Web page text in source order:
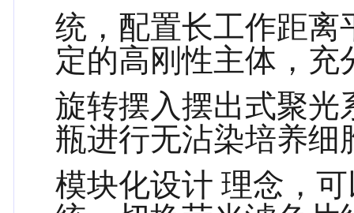
统，配置长工作距离
定的高刚性主体，
旋转摆入摆出式聚光
瓶进行无沾染培养细
模块化设计 理念，